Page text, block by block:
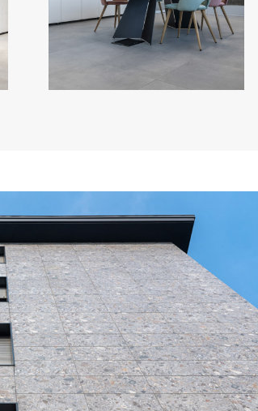
Italia